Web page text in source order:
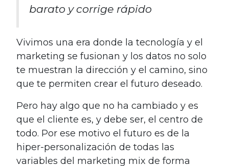
barato y corrige rápido
Vivimos una era donde la tecnología y el
marketing se fusionan y los datos no solo
te muestran la dirección y el camino, sino
que te permiten crear el futuro deseado.
Pero hay algo que no ha cambiado y es
que el cliente es, y debe ser, el centro de
todo. Por ese motivo el futuro es de la
hiper-personalización de todas las
variables del marketing mix de forma